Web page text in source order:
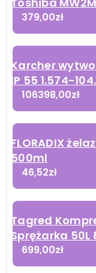
379,00zł
Karcher
IP 55 1.574-
106398,00zł
FLORADIX
500ml
46,52zł
Tagred
Sprężarka 50L
699,00zł